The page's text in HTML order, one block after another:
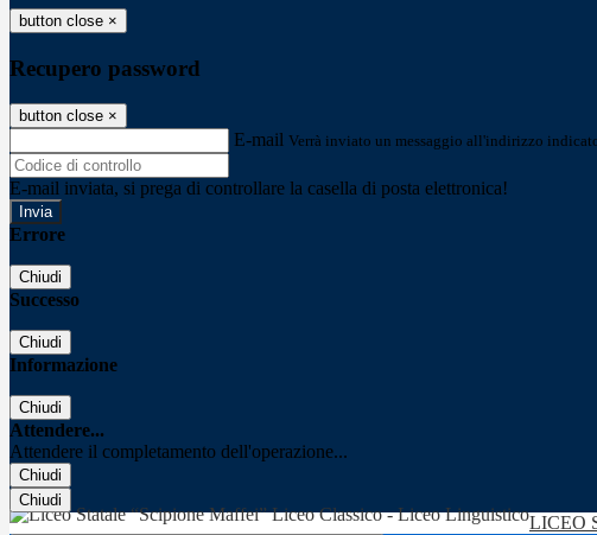
button close ×
Recupero password
button close ×
E-mail Verrà inviato un messaggio all'indirizzo
E-mail inviata, si prega di controllare la casella di posta elettronica!
Errore
Chiudi
Successo
Chiudi
Informazione
Chiudi
Attendere...
Attendere il completamento dell'operazione...
Chiudi
Chiudi
LICEO